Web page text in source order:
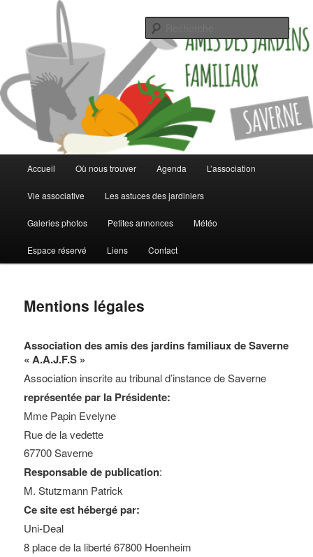
Les jardins familiaux de Saverne
Jardinez malin
principalAller
Aller
Accueil Où nous trouver Agenda L’association
Vie associative Les astuces des jardiniers
Galeries photos Petites annonces Météo
Espace réservé Liens Contact
Mentions légales
Association des amis des jardins familiaux de Saverne
« A.A.J.F.S »
Association inscrite au tribunal d’instance de Saverne
représentée par la Présidente:
Mme Papin Evelyne
Rue de la vedette
67700 Saverne
Responsable de publication:
M. Stutzmann Patrick
Ce site est hébergé par:
Uni-Deal
8 place de la liberté 67800 Hoenheim